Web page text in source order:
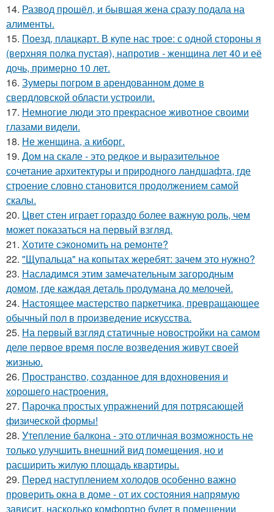
14. Развод прошёл, и бывшая жена сразу подала на
алименты.
15. Поезд, плацкарт. В купе нас трое: с одной стороны я
(верхняя полка пустая), напротив - женщина лет 40 и её
дочь, примерно 10 лет.
16. Зумеры погром в арендованном доме в
свердловской области устроили.
17. Немногие люди это прекрасное животное своими
глазами видели.
18. Не женщина, а киборг.
19. Дом на скале - это редкое и выразительное
сочетание архитектуры и природного ландшафта, где
строение словно становится продолжением самой
скалы.
20. Цвет стен играет гораздо более важную роль, чем
может показаться на первый взгляд.
21. Хотите сэкономить на ремонте?
22. "Щупальца" на копытах жеребят: зачем это нужно?
23. Насладимся этим замечательным загородным
домом, где каждая деталь продумана до мелочей.
24. Настоящее мастерство паркетчика, превращающее
обычный пол в произведение искусства.
25. На первый взгляд статичные новостройки на самом
деле первое время после возведения живут своей
жизнью.
26. Пространство, созданное для вдохновения и
хорошего настроения.
27. Парочка простых упражнений для потрясающей
физической формы!
28. Утепление балкона - это отличная возможность не
только улучшить внешний вид помещения, но и
расширить жилую площадь квартиры.
29. Перед наступлением холодов особенно важно
проверить окна в доме - от их состояния напрямую
зависит, насколько комфортно будет в помещении